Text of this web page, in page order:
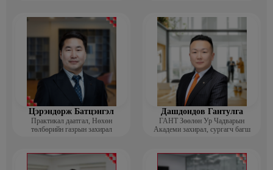
Цэрэндорж Батцэнгэл
Практикал даатгал, Нөхөн
төлбөрийн газрын захирал
Дашдондов Гантулга
ГАНТ Зөөлөн Ур Чадварын
Академи захирал, сургагч багш